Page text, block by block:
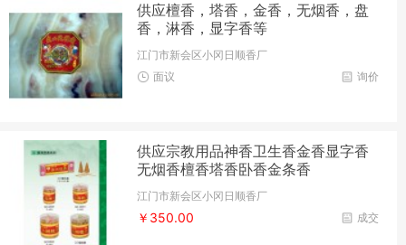
供应檀香，塔香，金香，无烟香，盘
香，淋香，显字香等
江门市新会区小冈日顺香厂
询价
面议
供应宗教用品神香卫生香金香显字香
无烟香檀香塔香卧香金条香
江门市新会区小冈日顺香厂
成交
￥350.00